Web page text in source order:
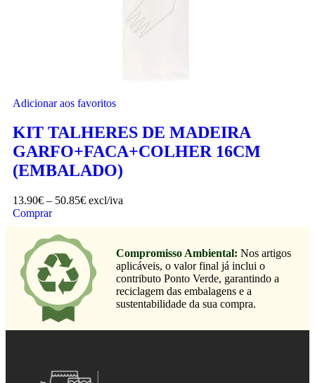
Adicionar aos favoritos
KIT TALHERES DE MADEIRA
GARFO+FACA+COLHER 16CM
(EMBALADO)
13.90€ – 50.85€ excl/iva
Comprar
Compromisso Ambiental: Nos artigos
aplicáveis, o valor final já inclui o
contributo Ponto Verde, garantindo a
reciclagem das embalagens e a
sustentabilidade da sua compra.